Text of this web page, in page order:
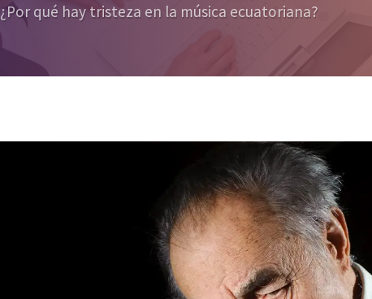
¿Por qué hay tristeza en la música ecuatoriana?